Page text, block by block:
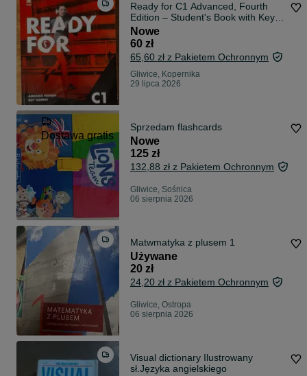
Ready for C1 Advanced, Fourth
Edition – Student's Book with Key +
Digital Student's Book.
Nowe
60 zł
65,60 zł z Pakietem Ochronnym
Gliwice, Kopernika
29 lipca 2026
Dostawa gratis
Sprzedam flashcards
Nowe
125 zł
132,88 zł z Pakietem Ochronnym
Gliwice, Sośnica
06 sierpnia 2026
Matwmatyka z plusem 1
Używane
20 zł
24,20 zł z Pakietem Ochronnym
Gliwice, Ostropa
06 sierpnia 2026
Visual dictionary Ilustrowany
sł.Języka angielskiego